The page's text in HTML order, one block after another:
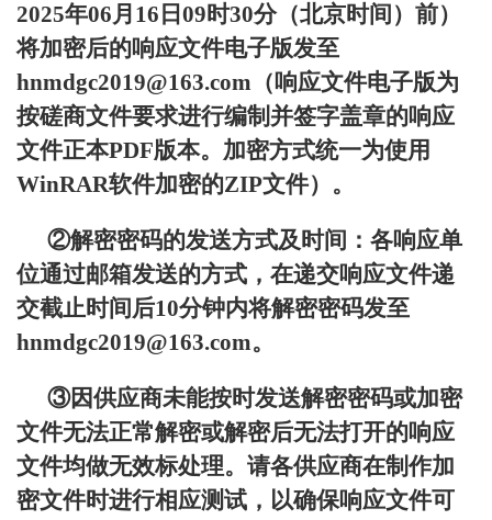
2025年06月16日09时30分（北京时间）前）
将加密后的响应文件电子版发至
hnmdgc2019@163.com（响应文件电子版为
按磋商文件要求进行编制并签字盖章的响应
文件正本PDF版本。加密方式统一为使用
WinRAR软件加密的ZIP文件）。
②解密密码的发送方式及时间：各响应单
位通过邮箱发送的方式，在递交响应文件递
交截止时间后10分钟内将解密密码发至
hnmdgc2019@163.com。
③因供应商未能按时发送解密密码或加密
文件无法正常解密或解密后无法打开的响应
文件均做无效标处理。请各供应商在制作加
密文件时进行相应测试，以确保响应文件可